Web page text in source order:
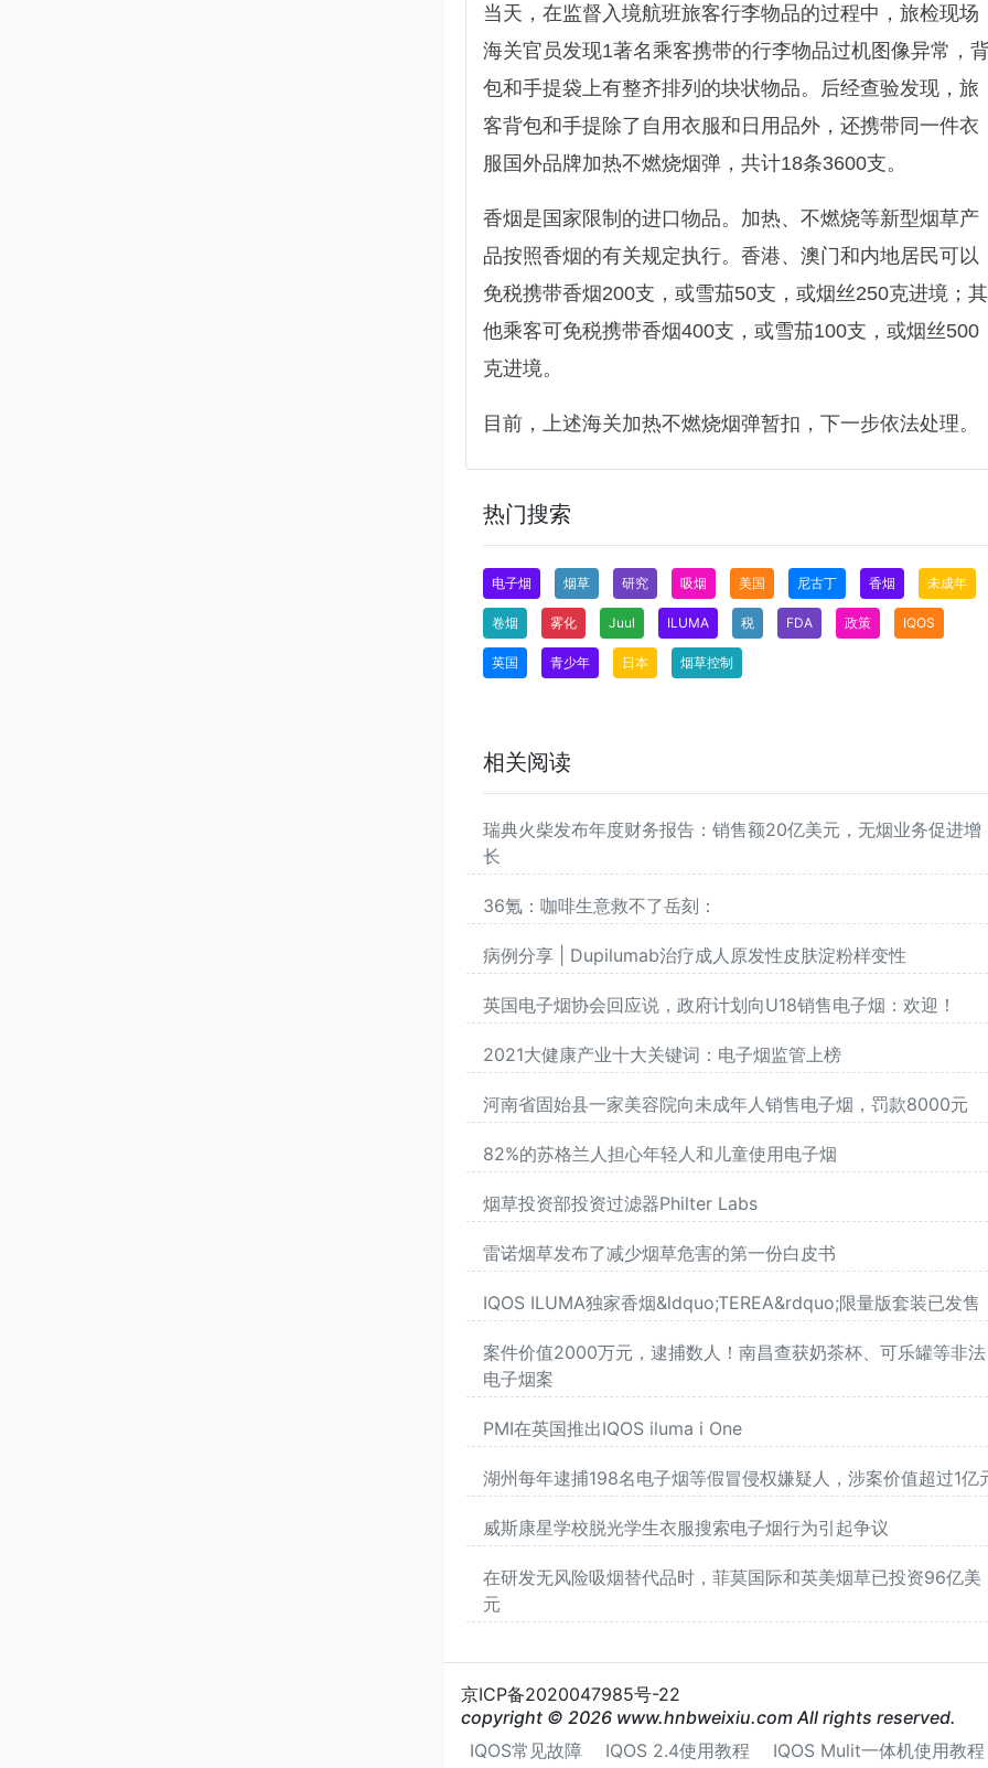
当天，在监督入境航班旅客行李物品的过程中，旅检现场
海关官员发现1著名乘客携带的行李物品过机图像异常，
包和手提袋上有整齐排列的块状物品。 后经查验发现 ，旅
客背包和手提除了自用衣服和日用品外，还携带同一件衣
服 国外品牌加热不燃烧烟弹，共计18条3600支。
香烟是国家限制的进口物品。加热、不燃烧等新型烟草产
品按照香烟的有关规定执行。香港、澳门和内地居民可以
免税携带香烟200支，或雪茄50支，或烟丝250克进境；其
他乘客可免税携带香烟400支，或雪茄100支，或烟丝500
克进境。
目前，上述海关加热不燃烧烟弹暂扣，下一步依法处理。
热门搜索
电子烟 烟草 研究 吸烟 美国 尼古丁 香烟 未成年
卷烟 雾化 Juul ILUMA 税 FDA 政策 IQOS
英国 青少年 日本 烟草控制
相关阅读
瑞典火柴发布年度财务报告：销售额20亿美元，无烟业务促进增
长
36氪：咖啡生意救不了岳刻：
病例分享 | Dupilumab治疗成人原发性皮肤淀粉样变性
英国电子烟协会回应说，政府计划向U18销售电子烟：欢迎！
2021大健康产业十大关键词：电子烟监管上榜
河南省固始县一家美容院向未成年人销售电子烟，罚款8000元
82%的苏格兰人担心年轻人和儿童使用电子烟
烟草投资部投资过滤器Philter Labs
雷诺烟草发布了减少烟草危害的第一份白皮书
IQOS ILUMA独家香烟&ldquo;TEREA&rdquo;限量版套装已发售
案件价值2000万元，逮捕数人！南昌查获奶茶杯、可乐罐等非法
电子烟案
PMI在英国推出IQOS iluma i One
湖州每年逮捕198名电子烟等假冒侵权嫌疑人，涉案价值超过1亿
威斯康星学校脱光学生衣服搜索电子烟行为引起争议
在研发无风险吸烟替代品时，菲莫国际和英美烟草已投资96亿美
元
京ICP备2020047985号-22
copyright © 2026 www.hnbweixiu.com All rights reserved.
IQOS常见故障
IQOS 2.4使用教程
IQOS Mulit一体机使用教程